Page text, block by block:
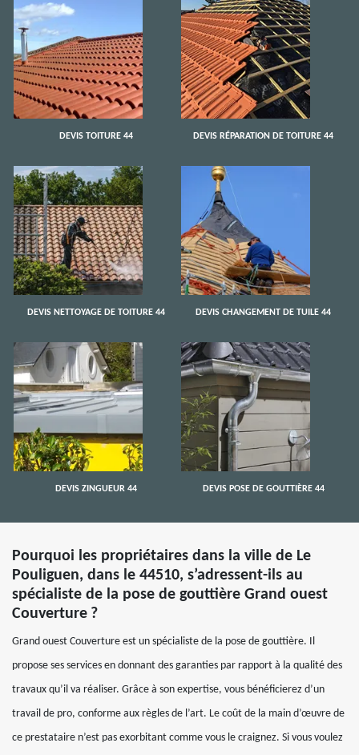
DEVIS TOITURE 44 DEVIS RÉPARATION DE TOITURE 44
DEVIS NETTOYAGE DE TOITURE 44 DEVIS CHANGEMENT DE TUILE 44
DEVIS ZINGUEUR 44 DEVIS POSE DE GOUTTIÈRE 44
Pourquoi les propriétaires dans la ville de Le
Pouliguen, dans le 44510, s’adressent-ils au
spécialiste de la pose de gouttière Grand ouest
Couverture ?
Grand ouest Couverture est un spécialiste de la pose de gouttière. Il
propose ses services en donnant des garanties par rapport à la qualité des
travaux qu’il va réaliser. Grâce à son expertise, vous bénéficierez d’un
travail de pro, conforme aux règles de l’art. Le coût de la main d’œuvre de
ce prestataire n’est pas exorbitant comme vous le craignez. Si vous voulez